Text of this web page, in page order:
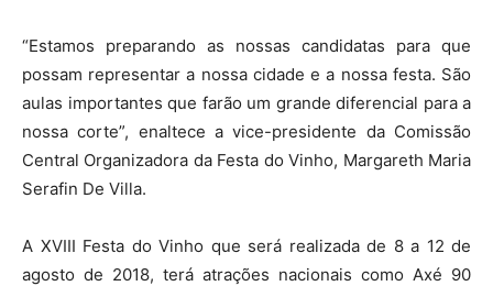
“Estamos preparando as nossas candidatas para que
possam representar a nossa cidade e a nossa festa. São
aulas importantes que farão um grande diferencial para a
nossa corte”, enaltece a vice-presidente da Comissão
Central Organizadora da Festa do Vinho, Margareth Maria
Serafin De Villa.
A XVIII Festa do Vinho que será realizada de 8 a 12 de
agosto de 2018, terá atrações nacionais como Axé 90